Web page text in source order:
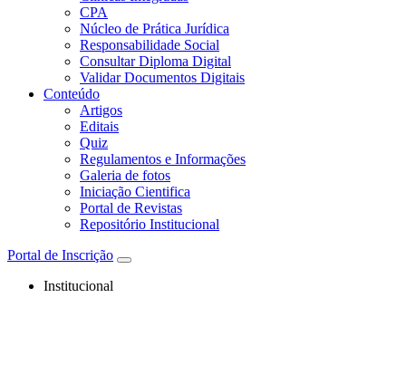
CPA
Núcleo de Prática Jurídica
Responsabilidade Social
Consultar Diploma Digital
Validar Documentos Digitais
Conteúdo
Artigos
Editais
Quiz
Regulamentos e Informações
Galeria de fotos
Iniciação Cientifica
Portal de Revistas
Repositório Institucional
Portal de Inscrição
Institucional